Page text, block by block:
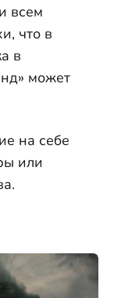
всем
что в
в
может
на себе
или